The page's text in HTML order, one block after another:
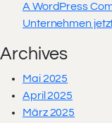
A WordPress
Unternehmen
Archives
Mai 2025
April 2025
März 2025